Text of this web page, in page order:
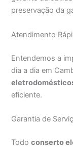
preservação da
Atendimento
Entendemos a
dia a dia em
eficiente.
Garantia de
Todoconserto